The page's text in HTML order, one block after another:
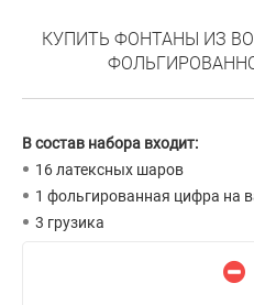
КУПИТЬ ФОНТАНЫ ИЗ
В состав набора входит:
16 латексных шаров
1 фольгированная цифра на
3 грузика